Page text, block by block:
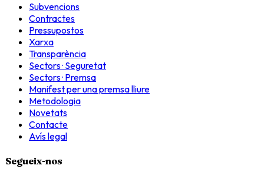
Subvencions
Contractes
Pressupostos
Xarxa
Transparència
Sectors · Seguretat
Sectors · Premsa
Manifest per una premsa lliure
Metodologia
Novetats
Contacte
Avís legal
Segueix-nos